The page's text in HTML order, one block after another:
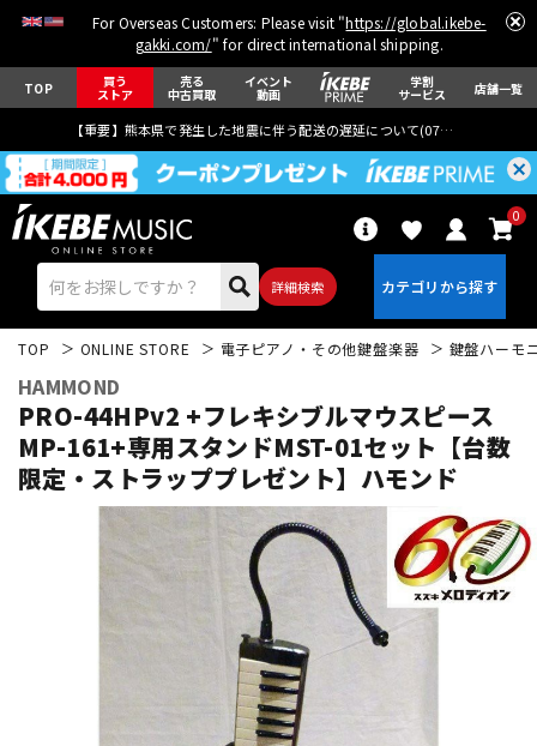
For Overseas Customers: Please visit "https://global.ikebe-
gakki.com/" for direct international shipping.
TOP 買う
ストア
売る
中古買取
イベント
動画
学割
サービス 店舗一覧
【重要】熊本県で発生した地震に伴う配送の遅延について(07月29日
詳細検索
0
エレキギター アコギ/エレアコ
ウクレレ
TOP ONLINE STORE 電子ピアノ・その他鍵盤楽器 鍵盤ハーモ
HAMMOND
PRO-44HPv2 +フレキシブルマウスピース
MP-161+専用スタンドMST-01セット【台数
限定・ストラッププレゼント】ハモンド